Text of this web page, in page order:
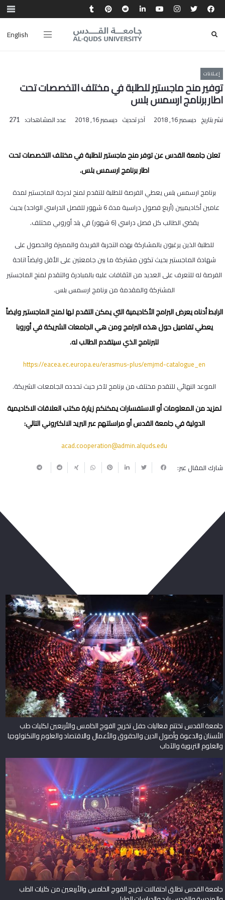
English
إعـلانات
توفير منح ماجستير للطلبة في مختلف التخصصات تحت
اطار برنامج ارسمس بلس
نشر بتاريخ ديسمبر 16, 2018 آخر تحديث ديسمبر 16, 2018 عدد المشاهدات: 271
تعلن جامعة القدس عن توفر منح ماجستير للطلبة في مختلف التخصصات تحت
اطار برنامج ارسمس بلس.
برنامج ارسمس بلس يعطي الفرصة للطلبة للتقدم لمنح لدرجة الماجستير لمدة
عامين أكاديميين (أربع فصول دراسية مدة 6 شهور للفصل الدراسي الواحد) بحيث
يقضي الطالب كل فصل دراسي (6 شهور) في بلد أوروبي مختلف.
للطلبة الذين يرغبون بالمشاركة بهذه التجربة الفريدة والمميزة والحصول على
شهادة الماجستير بحيث تكون مشتركة ما بين جامعتين على الأقل وايضاً اتاحة
الفرصة له للتعرف على العديد من الثقافات عليه بالمبادرة والتقدم لمنح الماجستير
المشتركة والمقدمة من برنامج ارسمس بلس.
الرابط أدناه يعرض البرامج الأكاديمية التي يمكن التقدم لها لمنح الماجستير وايضاً
يعطي تفاصيل حول هذه البرامج ومن هي الجامعات الشريكة في أوروبا
للبرنامج الذي سيتقدم الطالب له.
https://eacea.ec.europa.eu/erasmus-plus/emjmd-catalogue_en
الموعد النهائي للتقدم مختلف من برنامج لآخر حيث تحدده الجامعات الشريكة.
لمزيد من المعلومات أو الاستفسارات يمكنكم زيارة مكتب العلاقات الاكاديمية
الدولية في جامعة القدس أو مراسلتهم عبر البريد الالكتروني التالي:
acad.cooperation@admin.alquds.edu
شارك المقال عبر:
جامعة القدس تختتم فعاليات حفل تخريج الفوج الخامس والأربعين لكليات طب
الأسنان والدعوة وأصول الدين والحقوق والأعمال والاقتصاد والعلوم والتكنولوجيا
والعلوم التربوية والآداب
جامعة القدس تطلق احتفالات تخريج الفوج الخامس والأربعين من كليات الطب